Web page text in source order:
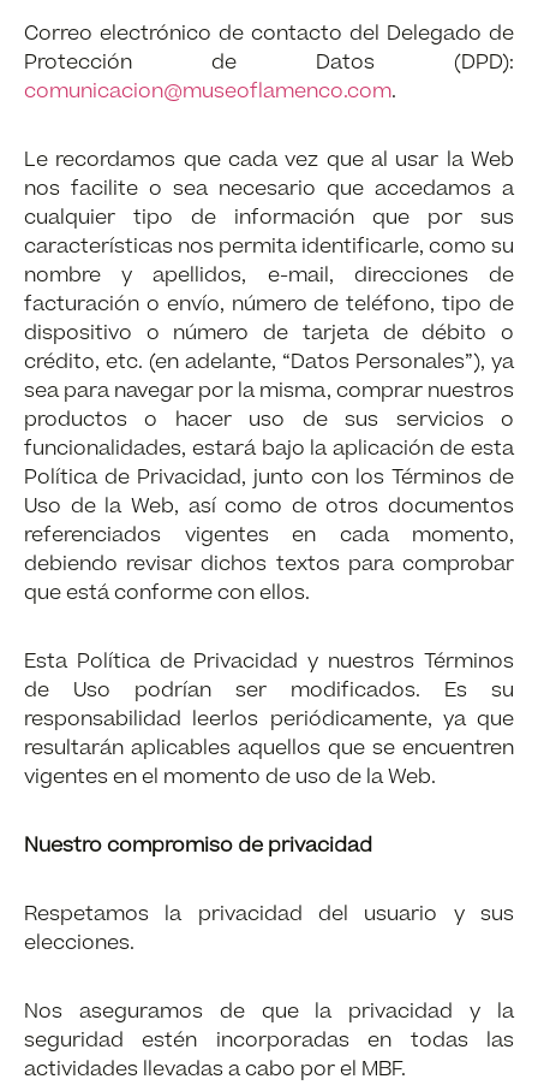
Correo electrónico de contacto del Delegado de
Protección de Datos (DPD):
comunicacion@museoflamenco.com.
Le recordamos que cada vez que al usar la Web
nos facilite o sea necesario que accedamos a
cualquier tipo de información que por sus
características nos permita identificarle, como su
nombre y apellidos, e-mail, direcciones de
facturación o envío, número de teléfono, tipo de
dispositivo o número de tarjeta de débito o
crédito, etc. (en adelante, “Datos Personales”), ya
sea para navegar por la misma, comprar nuestros
productos o hacer uso de sus servicios o
funcionalidades, estará bajo la aplicación de esta
Política de Privacidad, junto con los Términos de
Uso de la Web, así como de otros documentos
referenciados vigentes en cada momento,
debiendo revisar dichos textos para comprobar
que está conforme con ellos.
Esta Política de Privacidad y nuestros Términos
de Uso podrían ser modificados. Es su
responsabilidad leerlos periódicamente, ya que
resultarán aplicables aquellos que se encuentren
vigentes en el momento de uso de la Web.
Nuestro compromiso de privacidad
Respetamos la privacidad del usuario y sus
elecciones.
Nos aseguramos de que la privacidad y la
seguridad estén incorporadas en todas las
actividades llevadas a cabo por el MBF.